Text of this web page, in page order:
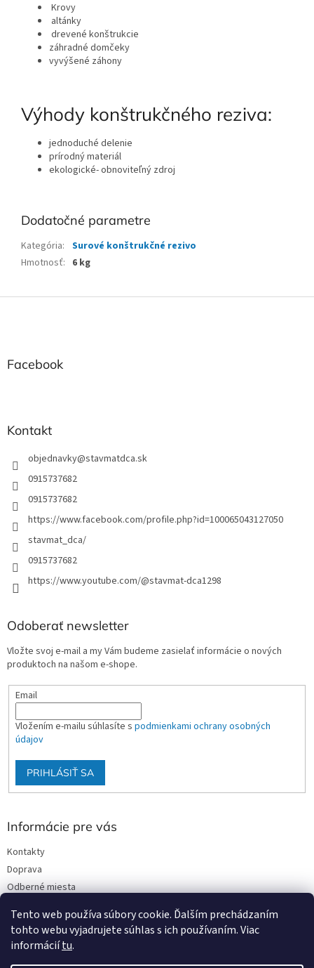
Tento web používa súbory cookie. Ďalším prechádzaním
tohto webu vyjadrujete súhlas s ich používaním. Viac
informáciítu.
Krovy
altánky
drevené konštrukcie
záhradné domčeky
vyvýšené záhony
Výhody konštrukčného reziva:
jednoduché delenie
prírodný materiál
ekologické- obnoviteľný zdroj
Dodatočné parametre
Kategória: Surové konštrukčné rezivo
Hmotnosť: 6 kg
Z
Facebook
Kontakt
objednavky@stavmatdca.sk
0915737682
0915737682
https://www.facebook.com/profile.php?id=100065043127050
stavmat_dca/
0915737682
https://www.youtube.com/@stavmat-dca1298
Odoberať newsletter
Vložte svoj e-mail a my Vám budeme zasielať informácie o nových
produktoch na našom e-shope.
Email
Vložením e-mailu súhlasíte s podmienkami ochrany osobných
údajov
PRIHLÁSIŤ SA
Informácie pre vás
Kontakty
Doprava
Odberné miesta
Obchodné podmienky